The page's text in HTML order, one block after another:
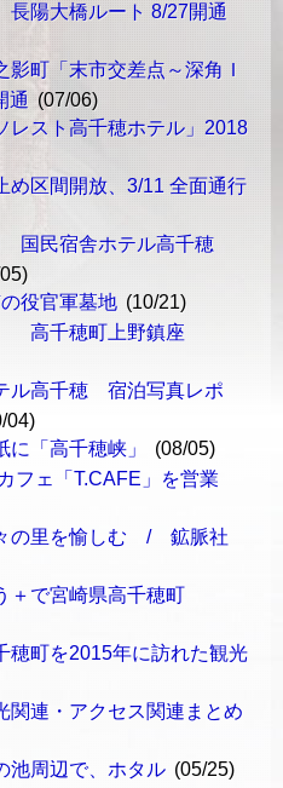
長陽大橋ルート 8/27開通
町「末市交差点～深角Ｉ
通 (07/06)
レスト高千穂ホテル」2018
め区間開放、3/11 全面通行
国民宿舎ホテル高千穂
役官軍墓地 (10/21)
高千穂町上野鎮座
ル高千穂 宿泊写真レポ
04)
「高千穂峡」
(08/05)
フェ「T.CAFE」を営業
の里を愉しむ / 鉱脈社
＋で宮崎県高千穂町
穂町を2015年に訪れた観光
連・アクセス関連まとめ
周辺で、ホタル (05/25)